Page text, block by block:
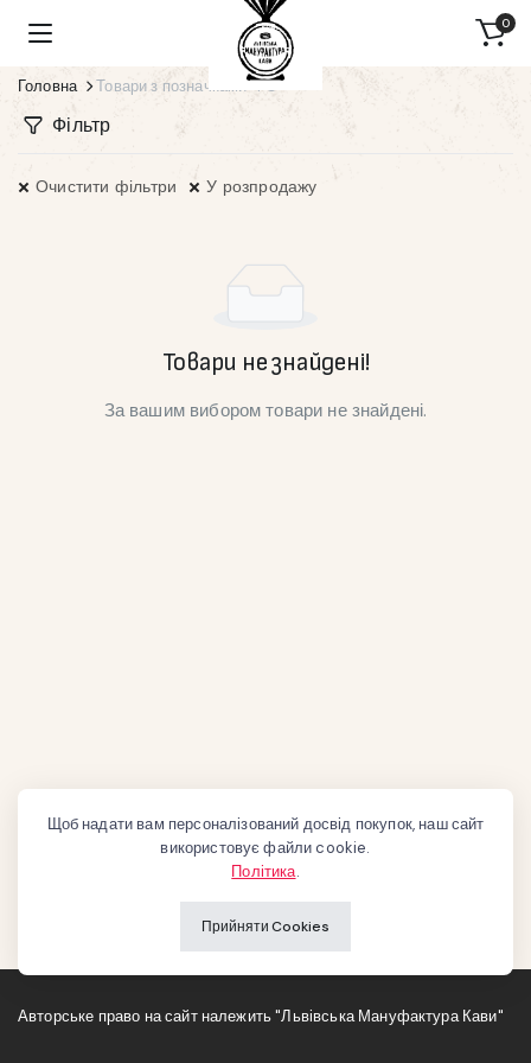
0
Головна Товари з позначками “FC”
Фільтр
Очистити фільтри У розпродажу
Товари не знайдені!
За вашим вибором товари не знайдені.
Авторське право на сайт належить "Львівська Мануфактура Кави"
Щоб надати вам персоналізований досвід покупок, наш сайт
використовує файли cookie.
Політика.
Прийняти Cookies